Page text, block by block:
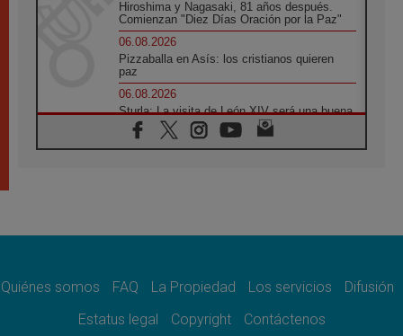
Hiroshima y Nagasaki, 81 años después.
Comienzan "Diez Días Oración por la Paz"
06.08.2026
Pizzaballa en Asís: los cristianos quieren
paz
06.08.2026
Sturla: La visita de León XIV será una buena
noticia para todo el Uruguay
06.08.2026
gracia reconciliación y esperanza
Cardenal Rossi: "La llegada del Papa León a
Quiénes somos FAQ La Propiedad Los servicios
Difusión
Estatus legal
Copyright Contáctenos